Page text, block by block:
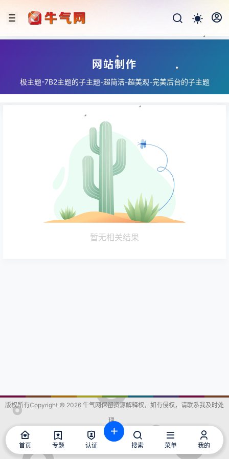
网站制作
极主题-7B2主题的子主题-超简洁-超美观-完美后台的子主题
暂无相关结果
版权所有Copyright © 2026 牛气网保留资源解释权，如有侵权，请联系我及时处
理。
查询 51 次，耗时 0.2213 秒
首页
专题 认证 搜索 菜单 我的